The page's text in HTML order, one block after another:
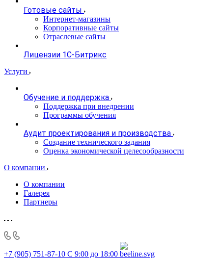
Готовые сайты
Интернет-магазины
Корпоративные сайты
Отраслевые сайты
Лицензии 1С-Битрикс
Услуги
Обучение и поддержка
Поддержка при внедрении
Программы обучения
Аудит проектирования и производства
Создание технического задания
Оценка экономической целесообразности
О компании
О компании
Галерея
Партнеры
+7 (905) 751-87-10 С 9:00 до 18:00